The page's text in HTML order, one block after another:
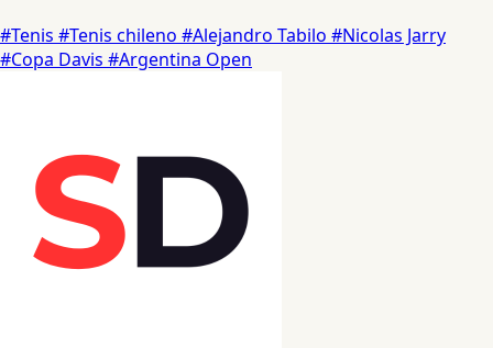
#Tenis #Tenis chileno #Alejandro Tabilo #Nicolas Jarry
#Copa Davis #Argentina Open